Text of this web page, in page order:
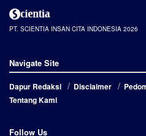
PT. SCIENTIA INSAN CITA INDONESIA 2026
Navigate Site
Dapur Redaksi Disclaimer
Tentang Kami
Follow Us